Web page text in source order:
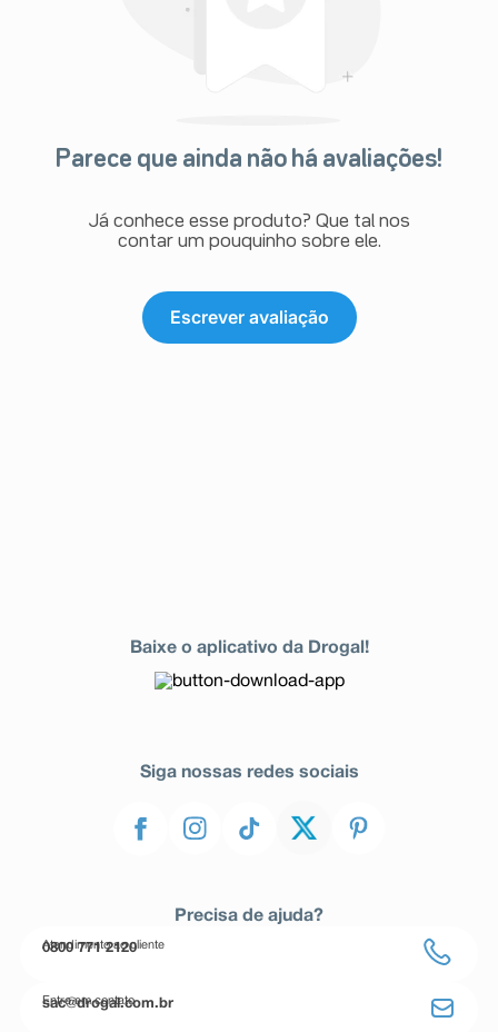
Parece que ainda não há avaliações!
Já conhece esse produto? Que tal nos
contar um pouquinho sobre ele.
Escrever avaliação
Baixe o aplicativo da Drogal!
Siga nossas redes sociais
Precisa de ajuda?
Atendimento ao cliente
0800 771 2120
Entre em contato
sac@drogal.com.br